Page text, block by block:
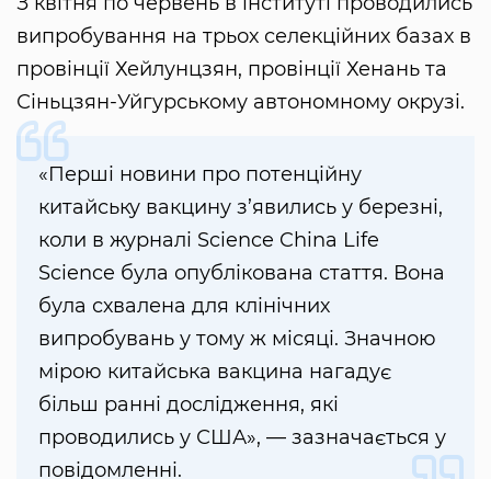
випробування на трьох селекційних базах в
провінції Хейлунцзян, провінції Хенань та
Сіньцзян-Уйгурському автономному окрузі.
«Перші новини про потенційну
китайську вакцину з’явились у березні,
коли в журналі Science China Life
Science була опублікована стаття. Вона
була схвалена для клінічних
випробувань у тому ж місяці. Значною
мірою китайська вакцина нагадує
більш ранні дослідження, які
проводились у США», — зазначається у
повідомленні.